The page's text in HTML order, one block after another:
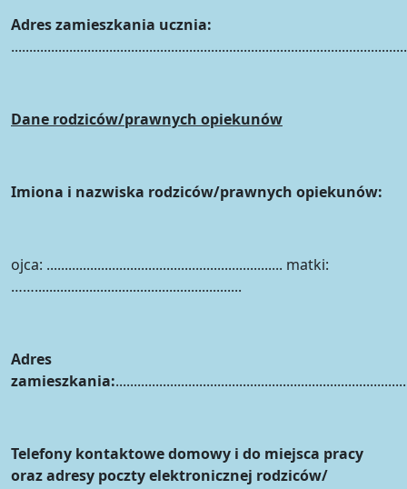
Adres zamieszkania ucznia:
.............................................................................................................
Dane rodziców/prawnych opiekunów
Imiona i nazwiska rodziców/prawnych opiekunów:
ojca: ................................................................. matki:
…….........................................................
Adres
zamieszkania:
Telefony kontaktowe domowy i do miejsca pracy
oraz adresy poczty elektronicznej rodziców/